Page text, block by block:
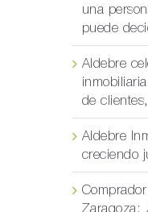
una
puede
Aldebre
de
Aldebre
creciendo
Zaragoza: